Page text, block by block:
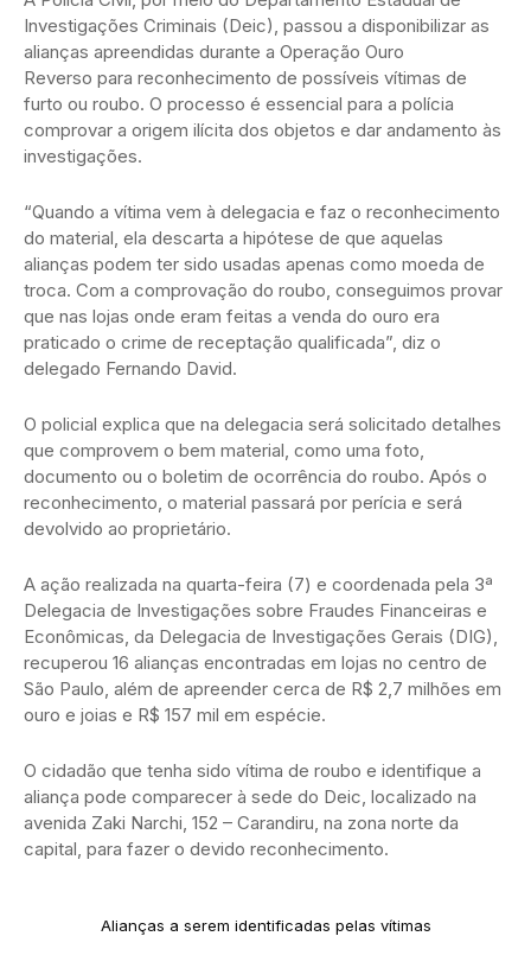
Investigações Criminais (Deic), passou a disponibilizar as
alianças apreendidas durante a Operação Ouro
Reverso para reconhecimento de possíveis vítimas de
furto ou roubo. O processo é essencial para a polícia
comprovar a origem ilícita dos objetos e dar andamento às
investigações.
“Quando a vítima vem à delegacia e faz o reconhecimento
do material, ela descarta a hipótese de que aquelas
alianças podem ter sido usadas apenas como moeda de
troca. Com a comprovação do roubo, conseguimos provar
que nas lojas onde eram feitas a venda do ouro era
praticado o crime de receptação qualificada”, diz o
delegado Fernando David.
O policial explica que na delegacia será solicitado detalhes
que comprovem o bem material, como uma foto,
documento ou o boletim de ocorrência do roubo. Após o
reconhecimento, o material passará por perícia e será
devolvido ao proprietário.
A ação realizada na quarta-feira (7) e coordenada pela 3ª
Delegacia de Investigações sobre Fraudes Financeiras e
Econômicas, da Delegacia de Investigações Gerais (DIG),
recuperou 16 alianças encontradas em lojas no centro de
São Paulo, além de apreender cerca de R$ 2,7 milhões em
ouro e joias e R$ 157 mil em espécie.
O cidadão que tenha sido vítima de roubo e identifique a
aliança pode comparecer à sede do Deic, localizado na
avenida Zaki Narchi, 152 – Carandiru, na zona norte da
capital, para fazer o devido reconhecimento.
Alianças a serem identificadas pelas vítimas